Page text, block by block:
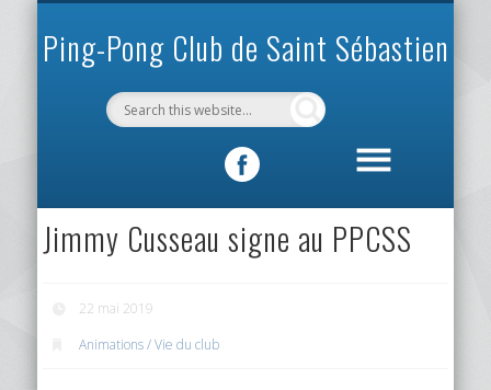
Ping-Pong Club de Saint Sébastien
Jimmy Cusseau signe au PPCSS
22 mai 2019
Animations / Vie du club